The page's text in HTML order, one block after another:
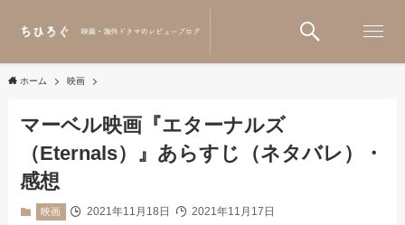
ホーム 映画
マーベル映画『エターナルズ
（Eternals）』あらすじ（ネタバレ）・
感想
映画 2021年11月18日 2021年11月17日